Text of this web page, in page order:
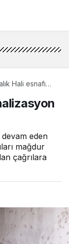
Hali esnafı
devam eden
mağdur
çağrılara